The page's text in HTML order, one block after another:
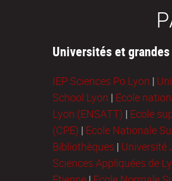
Universités et
IEP Sciences Po Lyon |
School Lyon | Ecole
Lyon (ENSATT) | Ecole
(CPE) | Ecole Nationale
Bibliothèques | Université
Sciences Appliquées de